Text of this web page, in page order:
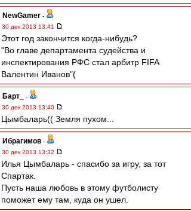
NewGamer -
30 дек 2013 13:41
Этот год закончится когда-нибудь?
"Во главе департамента судейства и
инспектирования РФС стал арбитр FIFA
Валентин Иванов"(
Барт_
-
30 дек 2013 13:40
Цымбаларь(( Земля пухом...
Ибрагимов -
30 дек 2013 13:32
Илья Цымбаларь - спасибо за игру, за тот
Спартак.
Пусть наша любовь в этому футболисту
поможет ему там, куда он ушел.